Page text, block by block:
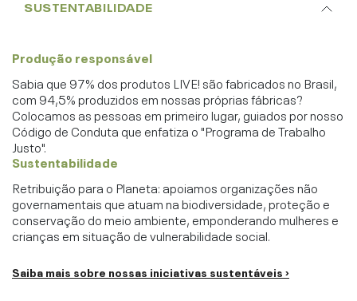
SUSTENTABILIDADE
Produção responsável
Sabia que 97% dos produtos LIVE! são fabricados no Brasil,
com 94,5% produzidos em nossas próprias fábricas?
Colocamos as pessoas em primeiro lugar, guiados por nosso
Código de Conduta que enfatiza o "Programa de Trabalho
Justo".
Sustentabilidade
Retribuição para o Planeta: apoiamos organizações não
governamentais que atuam na biodiversidade, proteção e
conservação do meio ambiente, emponderando mulheres e
crianças em situação de vulnerabilidade social.
Saiba mais sobre nossas iniciativas sustentáveis ›